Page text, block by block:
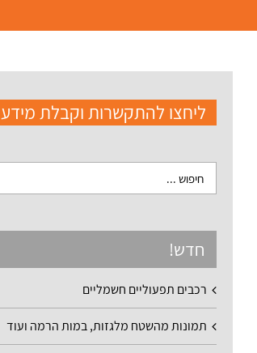
ליחצו להתקשרות וקבלת מידע
חדש!
רכבים תפעוליים חשמליים
תמונות מהשטח מלגזות, במות הרמה ועוד